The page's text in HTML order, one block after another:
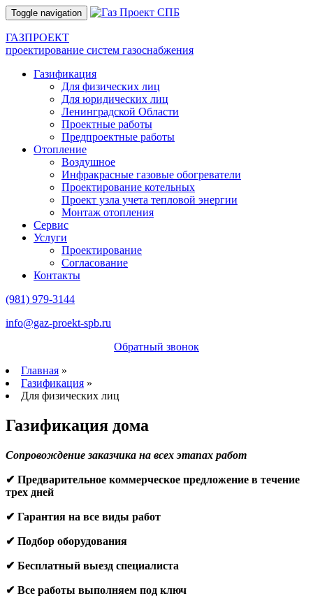
Toggle navigation
ГАЗПРОЕКТ
проектирование систем газоснабжения
Газификация
Для физических лиц
Для юридических лиц
Ленинградской Области
Проектные работы
Предпроектные работы
Отопление
Воздушное
Инфракрасные газовые обогреватели
Проектирование котельных
Проект узла учета тепловой энергии
Монтаж отопления
Сервис
Услуги
Проектирование
Согласование
Контакты
(981) 979-3144
info@gaz-proekt-spb.ru
Обратный звонок
Главная »
Газификация »
Для физических лиц
Газификация дома
Сопровождение заказчика на всех этапах работ
✔ Предварительное коммерческое предложение в течение
трех дней
✔ Гарантия на все виды работ
✔ Подбор оборудования
✔ Бесплатный выезд специалиста
✔ Все работы выполняем под ключ